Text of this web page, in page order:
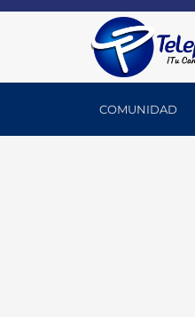
COMUNIDAD